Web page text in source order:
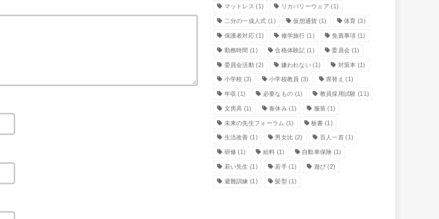
マットレス (1) リカバリーウェア (1)
二分の一成人式 (1) 仮想通貨 (1) 体育 (3)
保護者対応 (1) 修学旅行 (1) 免責事項 (1)
勤務時間 (1) 合格体験記 (1) 委員会 (1)
委員会活動 (2) 嫌われない (1) 対策本 (1)
小学校 (3) 小学校教員 (3) 席替え (1)
年収 (1) 必要なもの (1) 教員採用試験 (11)
文房具 (1) 春休み(1) 服装 (1)
未来の先生フォーラム (1) 板書 (1)
生活改善 (1) 男女比 (2) 百人一首 (1)
研修 (1) 給料 (1) 自動車保険 (1)
若い先生 (1) 若手(1) 遊び (2)
避難訓練 (1) 髪型 (1)